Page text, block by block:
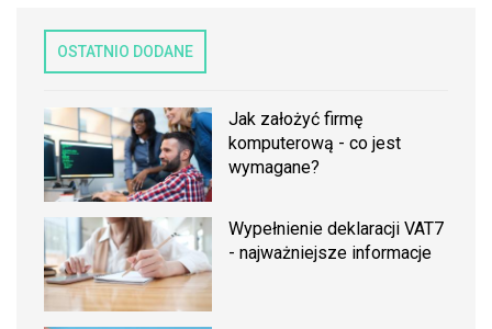
OSTATNIO DODANE
Jak założyć firmę
komputerową - co jest
wymagane?
Wypełnienie deklaracji VAT7
- najważniejsze informacje